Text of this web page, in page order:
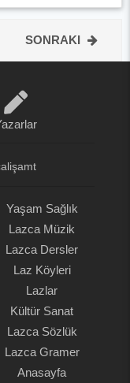
SONRAKI
Yaşam Sağlık
Lazca Müzik
Lazca Dersler
Laz Köyleri
Lazlar
Kültür Sanat
Lazca Sözlük
Lazca Gramer
Anasayfa